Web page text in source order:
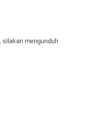
silakan mengunduh